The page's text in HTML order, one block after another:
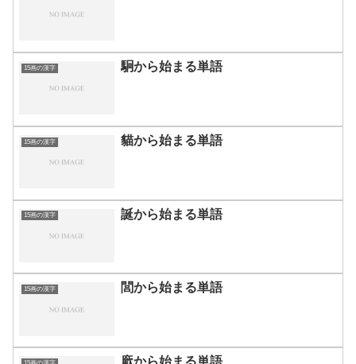
15画の漢字 駉から始まる単語
15画の漢字 貓から始まる単語
15画の漢字 誕から始まる単語
15画の漢字 閭から始まる単語